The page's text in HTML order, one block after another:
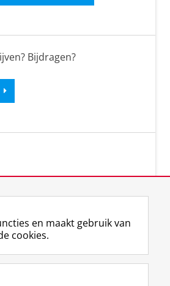
Bijdragen?
ons op
L
i
Y
o
en maakt gebruik van
cookies.